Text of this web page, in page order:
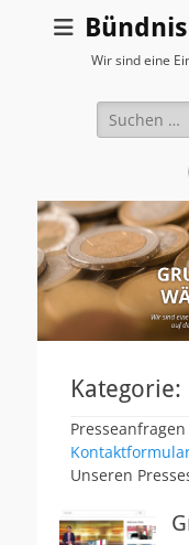
Wir sind eine
Suchen
nach:
Kategorie:
Unseren